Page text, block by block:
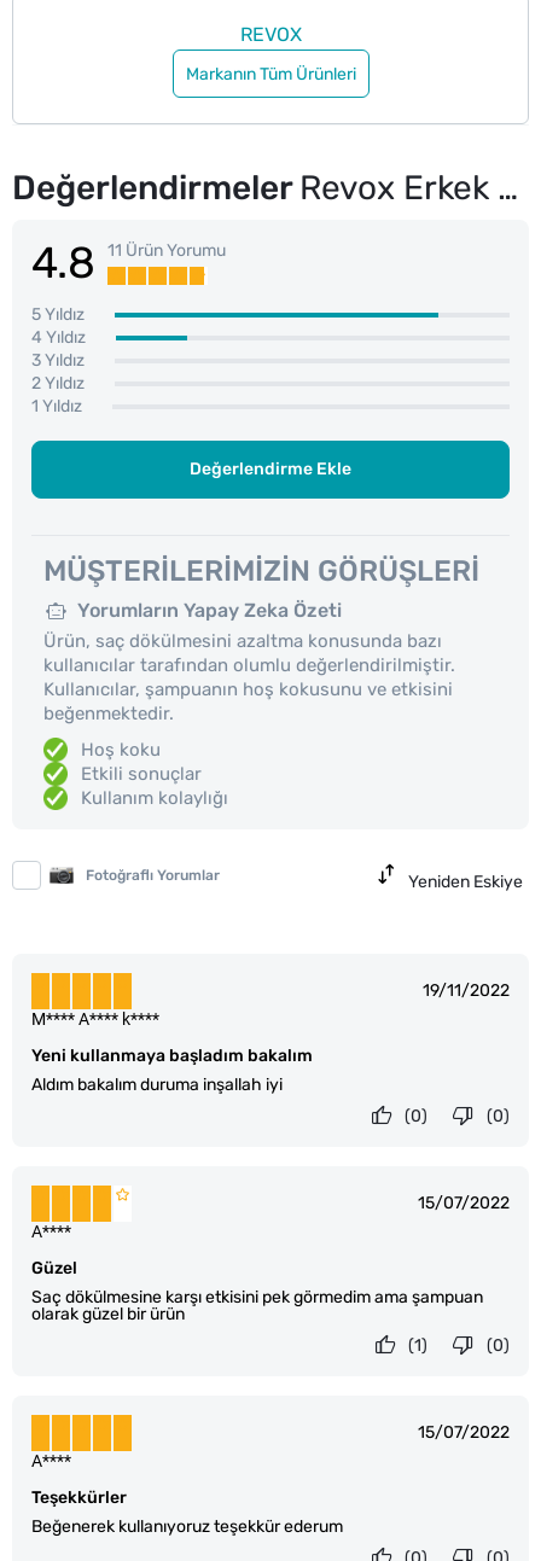
REVOX
Markanın Tüm Ürünleri
Değerlendirmeler Revox Erkek Şampuanı 360 ml
4.8 11 Ürün Yorumu
5 Yıldız
4 Yıldız
3 Yıldız
2 Yıldız
1 Yıldız
Değerlendirme Ekle
MÜŞTERILERIMIZIN GÖRÜŞLERI
Yorumların Yapay Zeka Özeti
Ürün, saç dökülmesini azaltma konusunda bazı
kullanıcılar tarafından olumlu değerlendirilmiştir.
Kullanıcılar, şampuanın hoş kokusunu ve etkisini
beğenmektedir.
Hoş koku
Etkili sonuçlar
Kullanım kolaylığı
Fotoğraflı Yorumlar Yeniden Eskiye
19/11/2022
Yeni kullanmaya başladım bakalım
Aldım bakalım duruma inşallah iyi
M**** A**** k****
(0)
(0)
15/07/2022
Güzel
Saç dökülmesine karşı etkisini pek görmedim ama şampuan
olarak güzel bir ürün
A****
(0)
(1)
15/07/2022
Teşekkürler
Beğenerek kullanıyoruz teşekkür ederum
A****